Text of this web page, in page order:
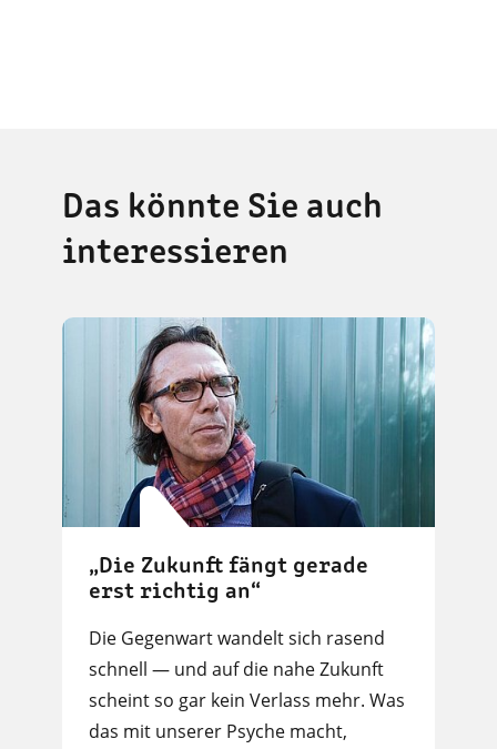
Das könnte Sie auch
interessieren
„Die Zukunft fängt gerade
erst richtig an“
Die Gegenwart wandelt sich rasend
schnell — und auf die nahe Zukunft
scheint so gar kein Verlass mehr. Was
das mit unserer Psyche macht,